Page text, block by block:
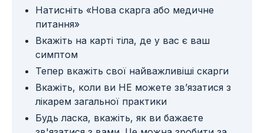
Натисніть «Нова скарга або медичне
питання»
Вкажіть на карті тіла, де у вас є ваш
симптом
Тепер вкажіть свої найважливіші скарги
Вкажіть, коли ви НЕ можете зв’язатися з
лікарем загальної практики
Будь ласка, вкажіть, як ви бажаєте